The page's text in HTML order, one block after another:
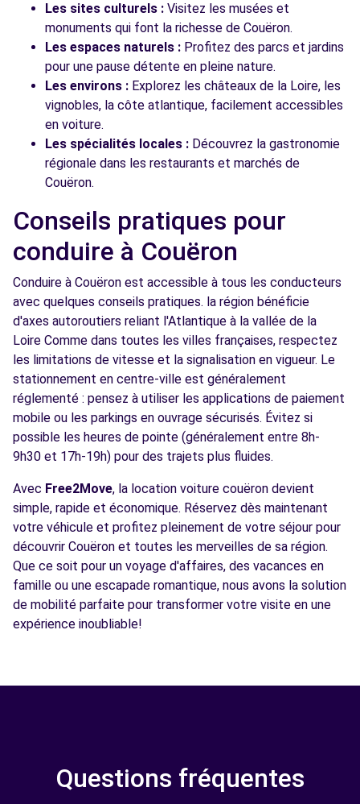
Les sites culturels : Visitez les musées et
monuments qui font la richesse de Couëron.
Les espaces naturels : Profitez des parcs et jardins
pour une pause détente en pleine nature.
Les environs : Explorez les châteaux de la Loire, les
vignobles, la côte atlantique, facilement accessibles
en voiture.
Les spécialités locales : Découvrez la gastronomie
régionale dans les restaurants et marchés de
Couëron.
Conseils pratiques pour
conduire à Couëron
Conduire à Couëron est accessible à tous les conducteurs
avec quelques conseils pratiques. la région bénéficie
d'axes autoroutiers reliant l'Atlantique à la vallée de la
Loire Comme dans toutes les villes françaises, respectez
les limitations de vitesse et la signalisation en vigueur. Le
stationnement en centre-ville est généralement
réglementé : pensez à utiliser les applications de paiement
mobile ou les parkings en ouvrage sécurisés. Évitez si
possible les heures de pointe (généralement entre 8h-
9h30 et 17h-19h) pour des trajets plus fluides.
Avec Free2Move, la location voiture couëron devient
simple, rapide et économique. Réservez dès maintenant
votre véhicule et profitez pleinement de votre séjour pour
découvrir Couëron et toutes les merveilles de sa région.
Que ce soit pour un voyage d'affaires, des vacances en
famille ou une escapade romantique, nous avons la solution
de mobilité parfaite pour transformer votre visite en une
expérience inoubliable!
Questions fréquentes